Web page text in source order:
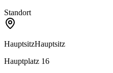
Standort
HauptsitzHauptsitz
Hauptplatz 16